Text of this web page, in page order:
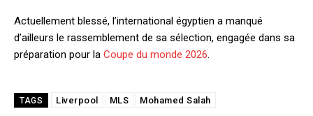
Actuellement blessé, l’international égyptien a manqué
d’ailleurs le rassemblement de sa sélection, engagée dans sa
préparation pour la Coupe du monde 2026.
TAGS Liverpool MLS Mohamed Salah